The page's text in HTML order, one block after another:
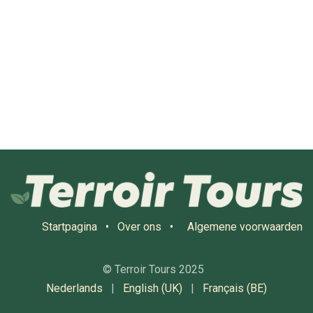
Startpagina • Over ons • Algemene voorwaarden
© Terroir Tours 2025
Nederlands
| English (UK) | Français (BE)